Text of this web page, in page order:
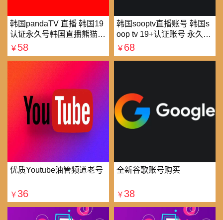
韩国pandaTV 直播 韩国19
认证永久号韩国直播熊猫tv
可改密 一人一号
￥ 58
韩国sooptv直播账号 韩国s
oop tv 19+认证账号 永久使
用
￥ 68
优质Youtube油管频道老号
￥ 36
全新谷歌账号购买
￥ 38